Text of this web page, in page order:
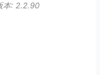
本: 2.2.90